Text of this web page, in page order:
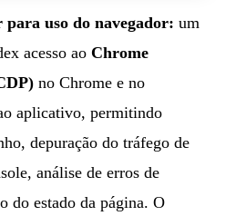
para uso do navegador: um
acesso ao Chrome
no Chrome e no
aplicativo, permitindo
depuração do tráfego de
análise de erros de
do estado da página. O